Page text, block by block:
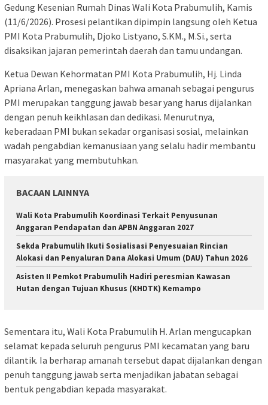
Gedung Kesenian Rumah Dinas Wali Kota Prabumulih, Kamis
(11/6/2026). Prosesi pelantikan dipimpin langsung oleh Ketua
PMI Kota Prabumulih, Djoko Listyano, S.KM., M.Si., serta
disaksikan jajaran pemerintah daerah dan tamu undangan.
Ketua Dewan Kehormatan PMI Kota Prabumulih, Hj. Linda
Apriana Arlan, menegaskan bahwa amanah sebagai pengurus
PMI merupakan tanggung jawab besar yang harus dijalankan
dengan penuh keikhlasan dan dedikasi. Menurutnya,
keberadaan PMI bukan sekadar organisasi sosial, melainkan
wadah pengabdian kemanusiaan yang selalu hadir membantu
masyarakat yang membutuhkan.
BACAAN LAINNYA
Wali Kota Prabumulih Koordinasi Terkait Penyusunan
Anggaran Pendapatan dan APBN Anggaran 2027
Sekda Prabumulih Ikuti Sosialisasi Penyesuaian Rincian
Alokasi dan Penyaluran Dana Alokasi Umum (DAU) Tahun 2026
Asisten II Pemkot Prabumulih Hadiri peresmian Kawasan
Hutan dengan Tujuan Khusus (KHDTK) Kemampo
Sementara itu, Wali Kota Prabumulih H. Arlan mengucapkan
selamat kepada seluruh pengurus PMI kecamatan yang baru
dilantik. Ia berharap amanah tersebut dapat dijalankan dengan
penuh tanggung jawab serta menjadikan jabatan sebagai
bentuk pengabdian kepada masyarakat.